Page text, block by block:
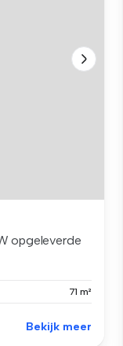
opgeleverde
71 m²
Bekijk meer